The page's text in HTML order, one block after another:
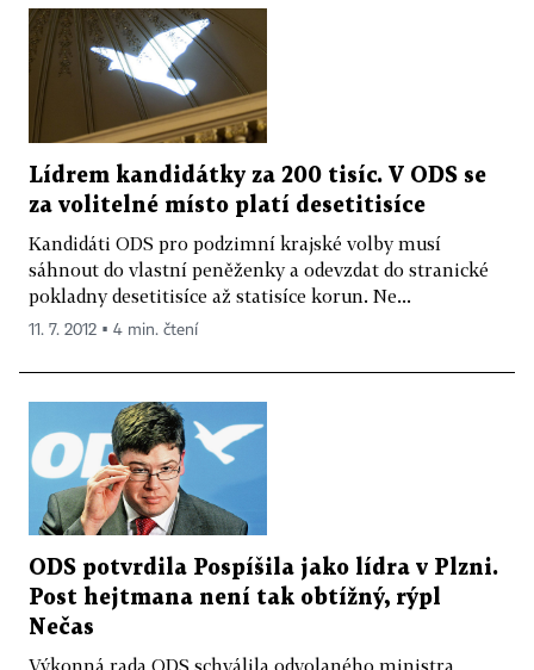
Lídrem kandidátky za 200 tisíc. V ODS se
za volitelné místo platí desetitisíce
Kandidáti ODS pro podzimní krajské volby musí
sáhnout do vlastní peněženky a odevzdat do stranické
pokladny desetitisíce až statisíce korun. Ne...
11. 7. 2012 ▪ 4 min. čtení
ODS potvrdila Pospíšila jako lídra v Plzni.
Post hejtmana není tak obtížný, rýpl
Nečas
Výkonná rada ODS schválila odvolaného ministra